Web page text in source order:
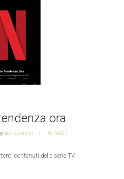
ora
davide amici
9207
contenuti delle serie TV